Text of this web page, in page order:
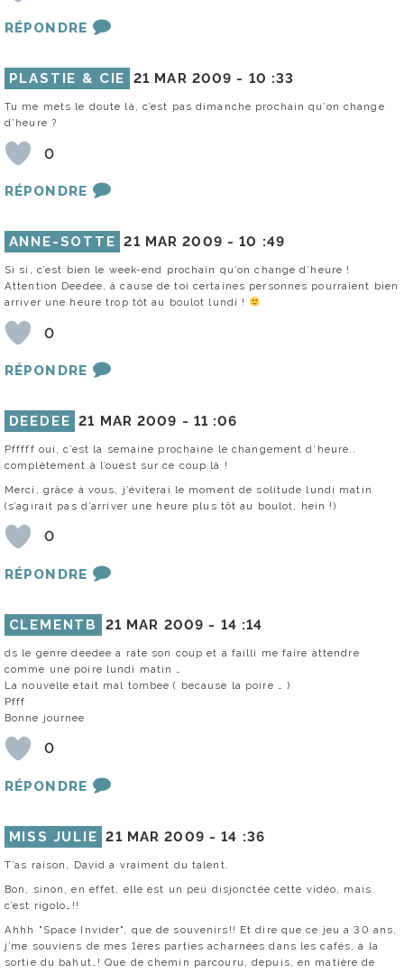
RÉPONDRE
PLASTIE & CIE 21 MAR 2009 - 10 :33
Tu me mets le doute là, c’est pas dimanche prochain qu’on change
d’heure ?
0
RÉPONDRE
ANNE-SOTTE 21 MAR 2009 -10 :49
Si si, c’est bien le week-end prochain qu’on change d’heure !
Attention Deedee, à cause de toi certaines personnes pourraient bien
arriver une heure trop tôt au boulot lundi !
0
RÉPONDRE
DEEDEE 21 MAR 2009 - 11 :06
Pfffff oui, c’est la semaine prochaine le changement d’heure..
complètement à l’ouest sur ce coup là !
Merci, grâce à vous, j’éviterai le moment de solitude lundi matin
(s’agirait pas d’arriver une heure plus tôt au boulot, hein !)
0
RÉPONDRE
CLEMENTB 21 MAR 2009 - 14 :14
ds le genre deedee a rate son coup et a failli me faire attendre
comme une poire lundi matin …
La nouvelle etait mal tombee ( because la poire … )
Pfff
Bonne journee
0
RÉPONDRE
MISS JULIE 21 MAR 2009 -14 :36
T’as raison, David a vraiment du talent.
Bon, sinon, en effet, elle est un peu disjonctée cette vidéo, mais
c’est rigolo…!!
Ahhh "Space Invider", que de souvenirs!! Et dire que ce jeu a 30 ans,
j’me souviens de mes 1ères parties acharnées dans les cafés, à la
sortie du bahut…! Que de chemin parcouru, depuis, en matière de